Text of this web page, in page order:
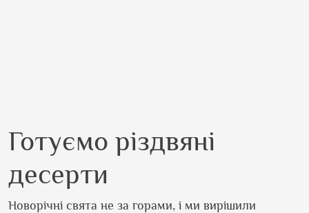
Готуємо різдвяні
десерти
Новорічні свята не за горами, і ми вирішили